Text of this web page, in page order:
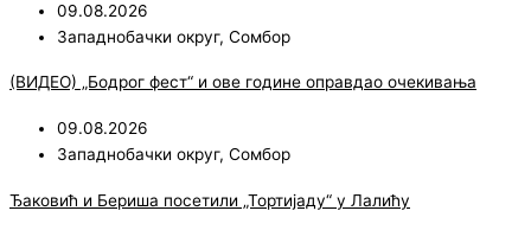
09.08.2026
Западнобачки округ, Сомбор
(ВИДЕО) „Бодрог фест“ и ове године оправдао очекивања
09.08.2026
Западнобачки округ, Сомбор
Ђаковић и Бериша посетили „Тортијаду“ у Лалићу